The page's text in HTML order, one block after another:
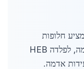
חלופות
ירוקות ומספק חישובי חוזק. לדוגמה, לפלדה HEB
אדמה.